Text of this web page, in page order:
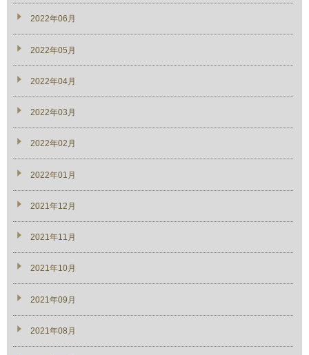
2022年06月
2022年05月
2022年04月
2022年03月
2022年02月
2022年01月
2021年12月
2021年11月
2021年10月
2021年09月
2021年08月